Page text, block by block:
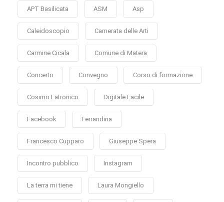
APT Basilicata ASM Asp
Caleidoscopio Camerata delle Arti
Carmine Cicala Comune di Matera
Concerto Convegno Corso di formazione
Cosimo Latronico Digitale Facile
Facebook Ferrandina
Francesco Cupparo Giuseppe Spera
Incontro pubblico Instagram
La terra mi tiene Laura Mongiello